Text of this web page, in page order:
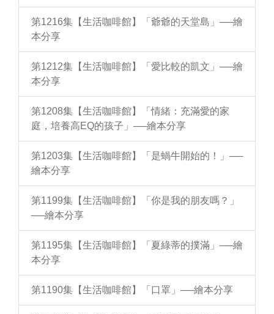
第1216集【生活咖啡館】「爺爺的天堂島」──繪
本分享
第1212集【生活咖啡館】「愛比較的凱文」──繪
本分享
第1208集【生活咖啡館】「情緒：充滿愛的家
庭，培養高EQ的孩子」──繪本分享
第1203集【生活咖啡館】「是蝸牛開始的！」──
繪本分享
第1199集【生活咖啡館】「你是我的朋友嗎？」
──繪本分享
第1195集【生活咖啡館】「夏綠蒂的撲滿」──繪
本分享
第1190集【生活咖啡館】「口罩」──繪本分享